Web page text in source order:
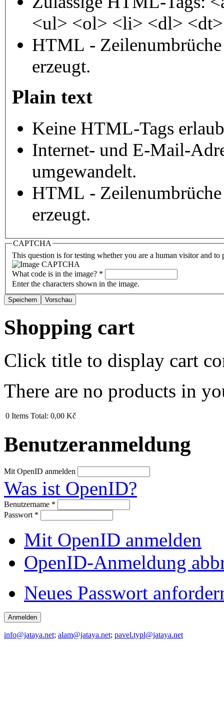
<ul> <ol> <li> <dl>
HTML - Zeilenumbrüche
erzeugt.
Plain text
Keine HTML-Tags
Internet- und E-Mail-
umgewandelt.
HTML - Zeilenumbrüche
erzeugt.
CAPTCHA
This question is for testing whether you are a human visitor and to
What code is in the image? *
Enter the characters shown in the image.
Shopping cart
Click title to display cart
There are no products in
0 Items Total: 0,00 Kč
Benutzeranmeldung
Mit OpenID anmelden
Was ist OpenID?
Benutzername *
Passwort *
Mit OpenID anmelden
OpenID-Anmeldung
Neues Passwort
info@jataya.net; alam@jataya.net; pavel.typl@jataya.net